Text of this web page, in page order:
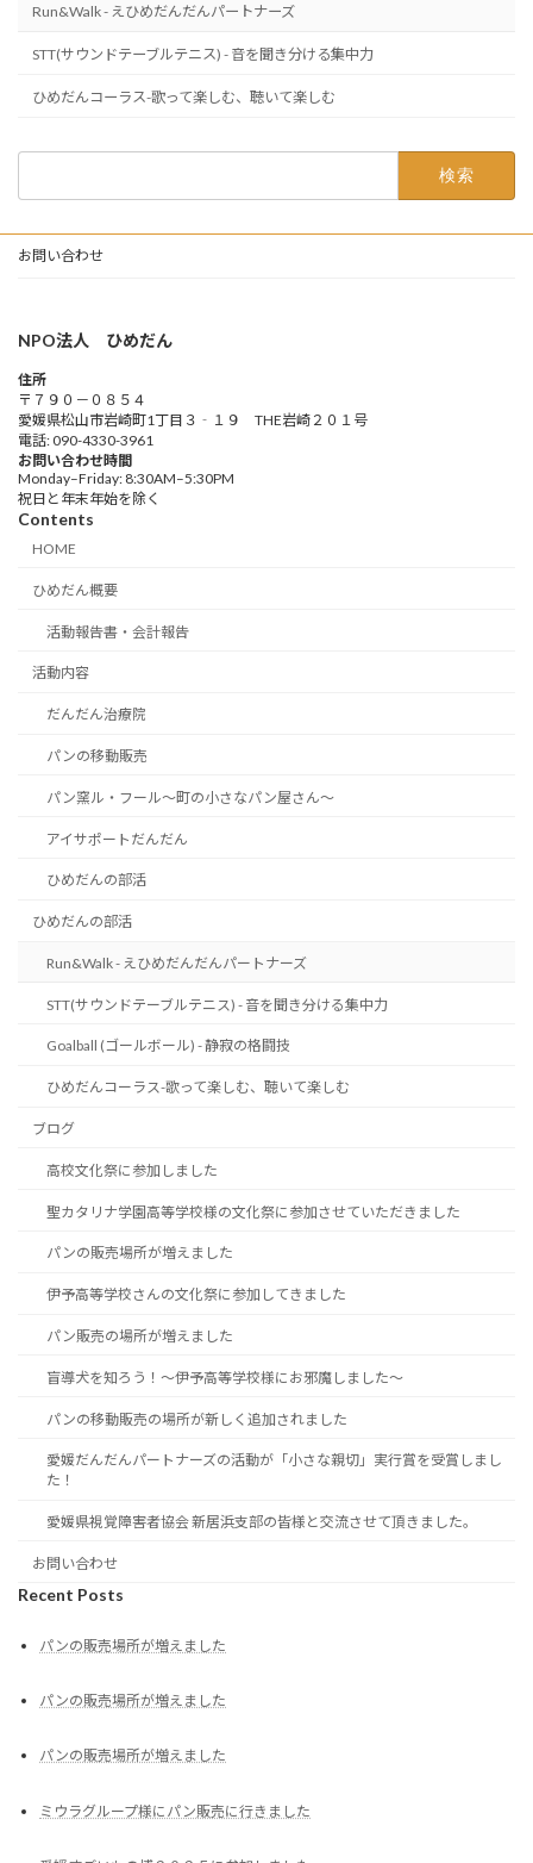
Run&Walk - えひめだんだんパートナーズ
STT(サウンドテーブルテニス) - 音を聞き分ける集中力
ひめだんコーラス-歌って楽しむ、聴いて楽しむ
お問い合わせ
NPO法人 ひめだん
住所
〒７９０－０８５４
愛媛県松山市岩崎町1丁目３‐１９ THE岩崎２０１号
電話: 090-4330-3961
お問い合わせ時間
Monday–Friday: 8:30AM–5:30PM
祝日と年末年始を除く
Contents
HOME
ひめだん概要
活動報告書・会計報告
活動内容
だんだん治療院
パンの移動販売
パン窯ル・フール～町の小さなパン屋さん～
アイサポートだんだん
ひめだんの部活
ひめだんの部活
Run&Walk - えひめだんだんパートナーズ
STT(サウンドテーブルテニス) - 音を聞き分ける集中力
Goalball (ゴールボール) - 静寂の格闘技
ひめだんコーラス-歌って楽しむ、聴いて楽しむ
ブログ
高校文化祭に参加しました
聖カタリナ学園高等学校様の文化祭に参加させていただきました
パンの販売場所が増えました
伊予高等学校さんの文化祭に参加してきました
パン販売の場所が増えました
盲導犬を知ろう！～伊予高等学校様にお邪魔しました～
パンの移動販売の場所が新しく追加されました
愛媛だんだんパートナーズの活動が「小さな親切」実行賞を受賞しまし
た！
愛媛県視覚障害者協会 新居浜支部の皆様と交流させて頂きました。
お問い合わせ
Recent Posts
パンの販売場所が増えました
パンの販売場所が増えました
パンの販売場所が増えました
ミウラグループ様にパン販売に行きました